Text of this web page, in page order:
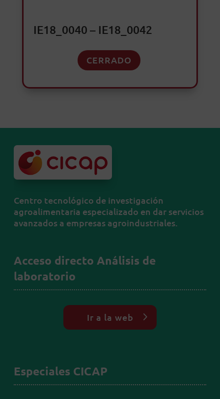
IE18_0040 – IE18_0042
CERRADO
Centro tecnológico de investigación
agroalimentaria especializado en dar servicios
avanzados a empresas agroindustriales.
Acceso directo Análisis de
laboratorio
Ir a la web
Especiales CICAP